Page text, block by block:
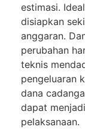
estimasi.
disiapkan
anggaran.
perubahan
teknis
pengeluaran
dana
dapat
pelaksanaan.